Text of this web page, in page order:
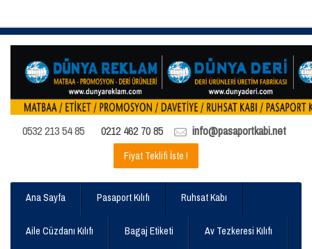
0532 213 54 85 0212 462 70 85 info@pasaportkabi.net
Fiyat Teklifi İste !
Ana Sayfa Pasaport Kılıfı Ruhsat Kabı
Aile Cüzdanı Kılıfı Bagaj Etiketi Av Tezkeresi Kılıfı